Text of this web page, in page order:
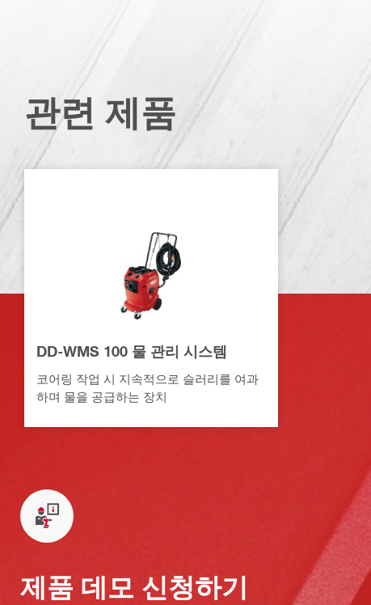
관련 제품
DD-WMS 100 물 관리 시스템
코어링 작업 시 지속적으로 슬러리를 여과
하며 물을 공급하는 장치
제품 데모 신청하기